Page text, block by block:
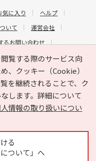
覧する際のサービス向
、クッキー（Cookie）
を継続されることで、ク
します。詳細について
情報の取り扱いについ
る
ついて」へ
気に入り
ヘルプ
いて
運営会社
るお問い合わせ
問い合わせ
Rights Reserved.